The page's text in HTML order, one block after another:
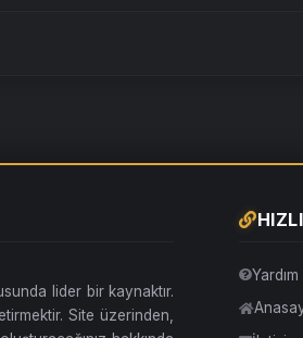
lider bir kaynaktır.
Site üzerinden,